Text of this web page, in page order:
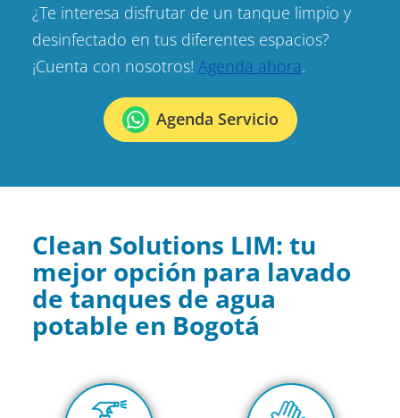
¿Te interesa disfrutar de un tanque limpio y
desinfectado en tus diferentes espacios?
¡Cuenta con nosotros! Agenda ahora.
Agenda Servicio
Clean Solutions LIM: tu
mejor opción para lavado
de tanques de agua
potable en Bogotá